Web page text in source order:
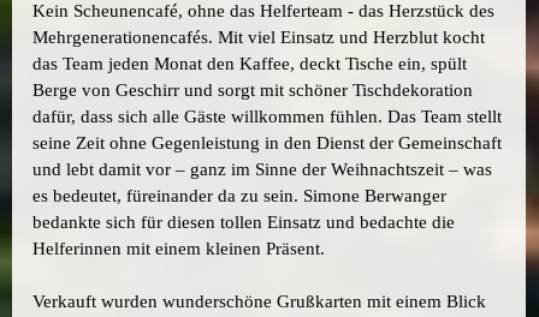
Kein Scheunencafé, ohne das Helferteam - das Herzstück des
Mehrgenerationencafés. Mit viel Einsatz und Herzblut kocht
das Team jeden Monat den Kaffee, deckt Tische ein, spült
Berge von Geschirr und sorgt mit schöner Tischdekoration
dafür, dass sich alle Gäste willkommen fühlen. Das Team stellt
seine Zeit ohne Gegenleistung in den Dienst der Gemeinschaft
und lebt damit vor – ganz im Sinne der Weihnachtszeit – was
es bedeutet, füreinander da zu sein. Simone Berwanger
bedankte sich für diesen tollen Einsatz und bedachte die
Helferinnen mit einem kleinen Präsent.
Verkauft wurden wunderschöne Grußkarten mit einem Blick